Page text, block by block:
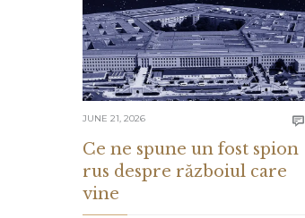
JUNE 21, 2026 
Ce ne spune un fost spion
rus despre războiul care
vine